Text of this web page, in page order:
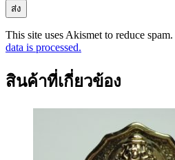
This site uses Akismet to reduce spam.
data is processed.
สินค้าที่เกี่ยวข้อง